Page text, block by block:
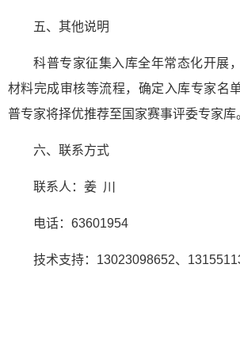
五、其他说明
科普专家征集入库全年常态化开展
材料完成审核等流程，确定入库专家名
普专家将择优推荐至国家赛事评委专家库
六、联系方式
联系人：姜 川
电话：63601954
技术支持：13023098652、